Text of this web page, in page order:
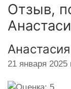
Отзыв,
21 января 2025